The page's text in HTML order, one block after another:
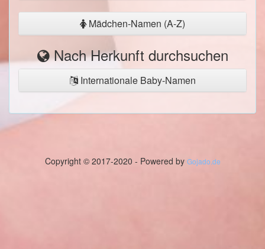
Mädchen-Namen (A-Z)
Nach Herkunft durchsuchen
Internationale Baby-Namen
Copyright © 2017-2020 - Powered by Gojado.de